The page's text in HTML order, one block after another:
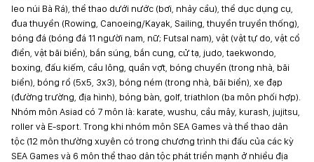
leo núi Bà Rá), thể thao dưới nước (bơi, nhảy cầu), thể dục dụng cụ,
đua thuyền (Rowing, Canoeing/Kayak, Sailing, thuyền truyền thống),
bóng đá (bóng đá 11 người nam, nữ; Futsal nam), vật (vật tự do, vật cổ
điển, vật bãi biển), bắn súng, bắn cung, cử tạ, judo, taekwondo,
boxing, đấu kiếm, cầu lông, quần vợt, bóng chuyển (trong nhà, bãi
biển), bóng rổ (5x5, 3x3), bóng ném (trong nhà, bãi biển), xe đạp
(đường trường, địa hình), bóng bàn, golf, triathlon (ba môn phối hợp).
Nhóm môn Asiad có 7 môn là: karate, wushu, cầu mây, kurash, jujitsu,
roller và E-sport. Trong khi nhóm môn SEA Games và thể thao dân
tộc (12 môn thường xuyên có trong chương trình thi đấu của các kỳ
SEA Games và 6 môn thể thao dân tộc phát triển mạnh ở nhiều địa